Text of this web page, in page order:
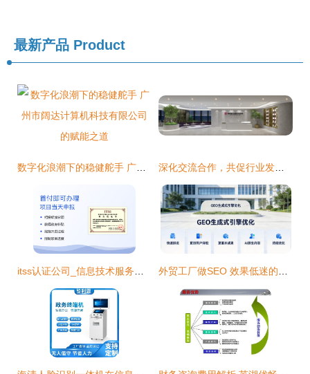
最新产品 Product